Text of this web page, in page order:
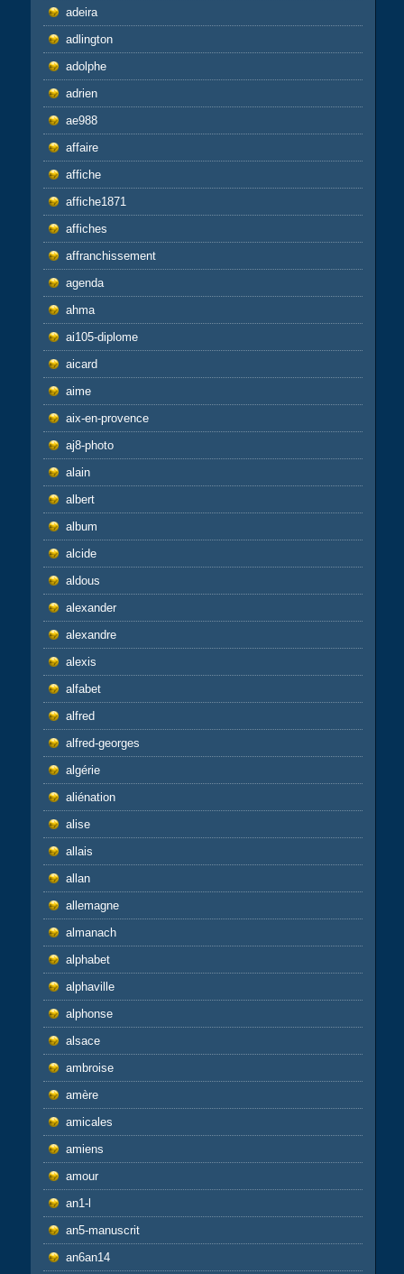
adeira
adlington
adolphe
adrien
ae988
affaire
affiche
affiche1871
affiches
affranchissement
agenda
ahma
ai105-diplome
aicard
aime
aix-en-provence
aj8-photo
alain
albert
album
alcide
aldous
alexander
alexandre
alexis
alfabet
alfred
alfred-georges
algérie
aliénation
alise
allais
allan
allemagne
almanach
alphabet
alphaville
alphonse
alsace
ambroise
amère
amicales
amiens
amour
an1-l
an5-manuscrit
an6an14